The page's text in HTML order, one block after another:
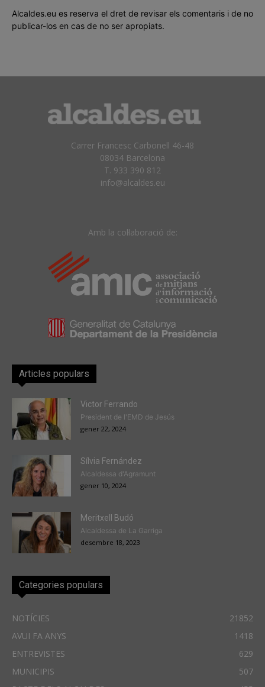
Alcaldes.eu es reserva el dret de revisar els comentaris i de no
publicar-los en cas de no ser apropiats.
Carrer Francesc Carbonell 46-48
08034 Barcelona
T. 933 390 812
info@alcaldes.eu
Amb la col·laboració de:
Articles populars
Victor Ferrando
President de l'EMD de Jesús
gener 22, 2024
Sílvia Fernández
Alcaldessa d'Agramunt
gener 10, 2024
Meritxell Budó
Alcaldessa de La Garriga
desembre 18, 2023
Categories populars
NOTÍCIES
21852
AVUI FA ANYS
1418
ENTREVISTES
629
MUNICIPIS
507